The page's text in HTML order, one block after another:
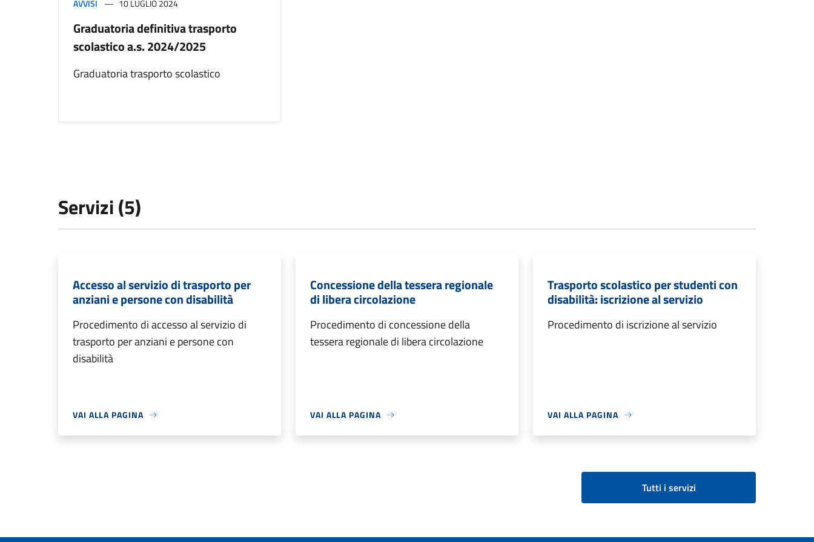
AVVISI 10 LUGLIO 2024
Graduatoria definitiva trasporto
scolastico a.s. 2024/2025
Graduatoria trasporto scolastico
Servizi (5)
Accesso al servizio di trasporto per
anziani e persone con disabilità
Procedimento di accesso al servizio di
trasporto per anziani e persone con
disabilità
VAI ALLA PAGINA
Concessione della tessera regionale
di libera circolazione
Procedimento di concessione della
tessera regionale di libera circolazione
VAI ALLA PAGINA
Trasporto scolastico per studenti con
disabilità: iscrizione al servizio
Procedimento di iscrizione al servizio
VAI ALLA PAGINA
Tutti i servizi